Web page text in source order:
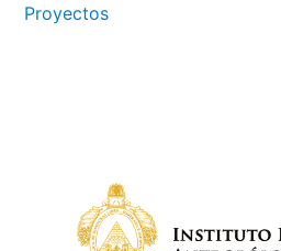
Proyectos